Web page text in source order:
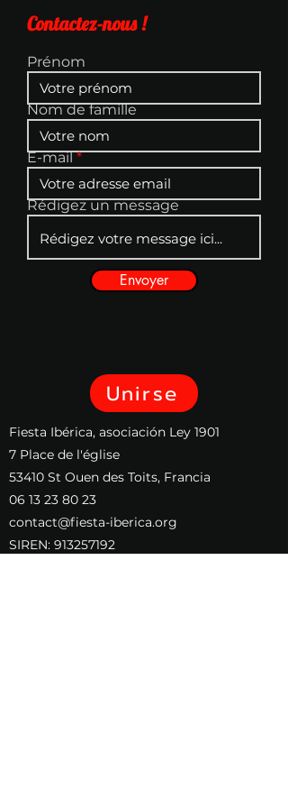
Contactez-nous !
Prénom
Nom de famille
E-mail
Rédigez un message
Envoyer
Unirse
​Fiesta Ibérica, asociación Ley 1901
7 Place de l'église
53410 St Ouen des Toits, Francia
06 13 23 80 23
contact@fiesta-iberica.org
SIREN: 913257192